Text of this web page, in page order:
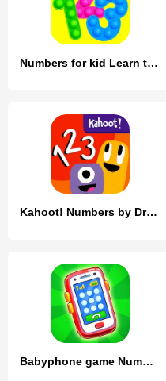
Numbers for kid Learn to count
Kahoot! Numbers by DragonBox
Babyphone game Numbers Animals